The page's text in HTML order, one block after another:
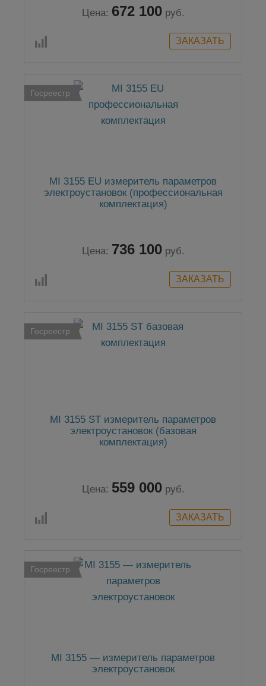
Цена: 672 100 руб.
Госреестр
MI 3155 EU измеритель параметров
электроустановок (профессиональная
комплектация)
Цена: 736 100 руб.
Госреестр
MI 3155 ST измеритель параметров
электроустановок (базовая
комплектация)
Цена: 559 000 руб.
Госреестр
MI 3155 — измеритель параметров
электроустановок